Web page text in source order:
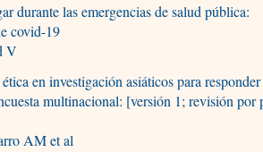
durante las emergencias de salud pública:
covid-19
V
en investigación asiáticos para responder
multinacional: [versión 1; revisión por
AM et al